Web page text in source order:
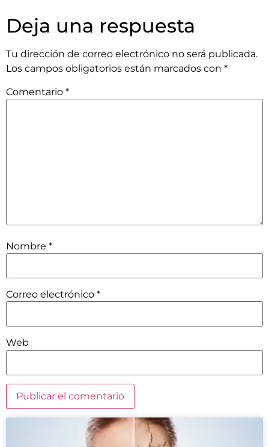
Deja una respuesta
Tu dirección de correo electrónico no será publicada.
Los campos obligatorios están marcados con *
Comentario *
Nombre *
Correo electrónico *
Web